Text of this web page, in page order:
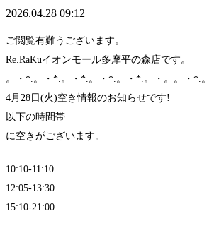
2026.04.28 09:12
ご閲覧有難うございます。
Re.RaKuイオンモール多摩平の森店です。
。・*.。・*.。・*.。・*.。・*.。・。。・*.
4月28日(火)空き情報のお知らせです!
以下の時間帯
に空きがございます。
10:10-11:10
12:05-13:30
15:10-21:00